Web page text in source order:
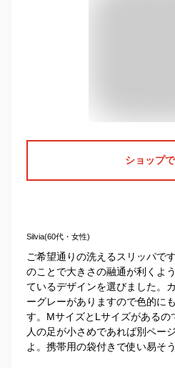
ショップ
Silvia(60代・女性)
ご希望通りの洗えるスリッパで
のことで大きさの融通が利くよ
ているデザインを選びました。
ーグレーがありますので色的に
す。MサイズとLサイズがあるの
人の足が小さめであれば別ペー
よ。携帯用の袋付きで使い易そう